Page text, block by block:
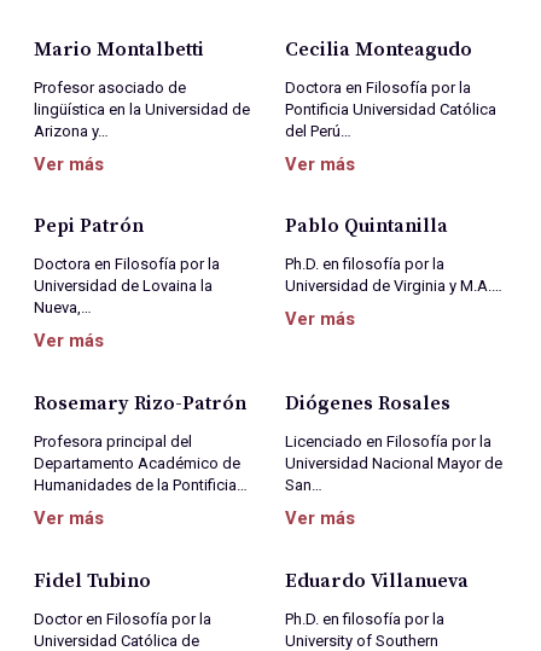
Mario Montalbetti
Profesor asociado de
lingüística en la Universidad de
Arizona y…
Ver más
Cecilia Monteagudo
Doctora en Filosofía por la
Pontificia Universidad Católica
del Perú…
Ver más
Pepi Patrón
Doctora en Filosofía por la
Universidad de Lovaina la
Nueva,…
Ver más
Pablo Quintanilla
Ph.D. en filosofía por la
Universidad de Virginia y M.A.…
Ver más
Rosemary Rizo-Patrón
Profesora principal del
Departamento Académico de
Humanidades de la Pontificia…
Ver más
Diógenes Rosales
Licenciado en Filosofía por la
Universidad Nacional Mayor de
San…
Ver más
Fidel Tubino
Doctor en Filosofía por la
Universidad Católica de
Eduardo Villanueva
Ph.D. en filosofía por la
University of Southern